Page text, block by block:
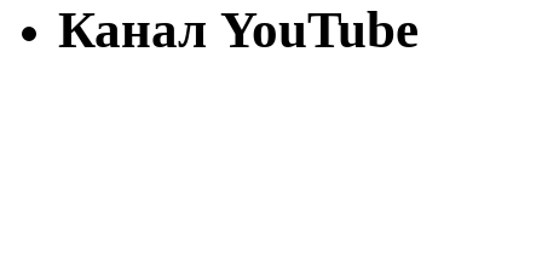
Канал YouTube